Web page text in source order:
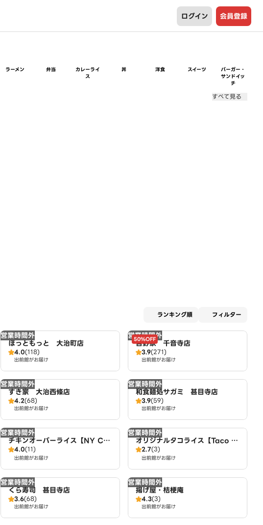
ログイン 会員登録
ラーメン 弁当
カレーライ
ス
丼 洋食 スイーツ
バーガー・
サンドイッ
チ
すべて見る
ランキング順 フィルター
営業時間外
ほっともっと 大治町店
4.0(118)
出前館がお届け
営業時間外
50%OFF
吉野家 千音寺店
3.9(271)
出前館がお届け
営業時間外
すき家 大治西條店
4.2(68)
出前館がお届け
営業時間外
和食麺処サガミ 甚目寺店
3.9(59)
出前館がお届け
営業時間外
チキンオーバーライス【NY CHI
CKEN STAND】 名古屋店
4.0(11)
出前館がお届け
営業時間外
オリジナルタコライス【Taco fe
liz】 名古屋店
2.7(3)
出前館がお届け
営業時間外
くら寿司 甚目寺店
3.6(68)
出前館がお届け
営業時間外
揚げ屋・桔梗庵
4.3(3)
出前館がお届け